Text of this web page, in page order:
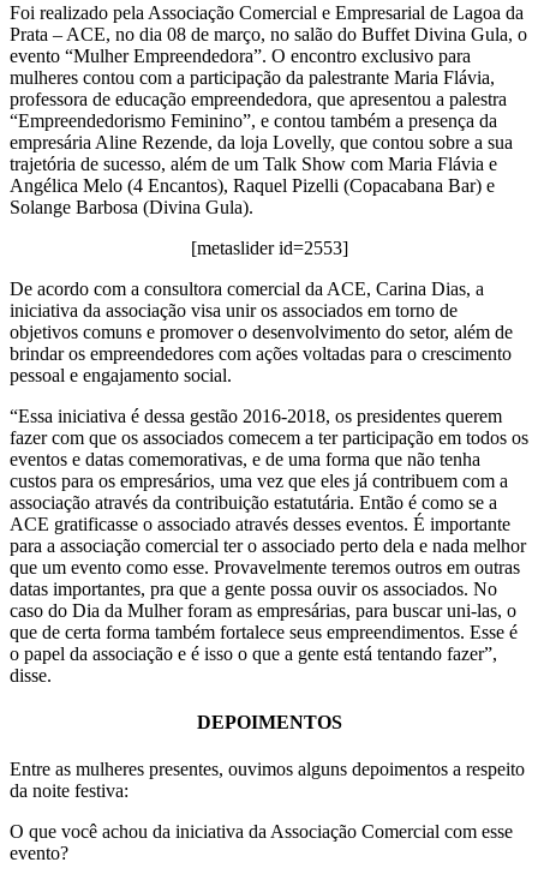
Foi realizado pela Associação Comercial e Empresarial de Lagoa da
Prata – ACE, no dia 08 de março, no salão do Buffet Divina Gula, o
evento “Mulher Empreendedora”. O encontro exclusivo para
mulheres contou com a participação da palestrante Maria Flávia,
professora de educação empreendedora, que apresentou a palestra
“Empreendedorismo Feminino”, e contou também a presença da
empresária Aline Rezende, da loja Lovelly, que contou sobre a sua
trajetória de sucesso, além de um Talk Show com Maria Flávia e
Angélica Melo (4 Encantos), Raquel Pizelli (Copacabana Bar) e
Solange Barbosa (Divina Gula).
[metaslider id=2553]
De acordo com a consultora comercial da ACE, Carina Dias, a
iniciativa da associação visa unir os associados em torno de
objetivos comuns e promover o desenvolvimento do setor, além de
brindar os empreendedores com ações voltadas para o crescimento
pessoal e engajamento social.
“Essa iniciativa é dessa gestão 2016-2018, os presidentes querem
fazer com que os associados comecem a ter participação em todos os
eventos e datas comemorativas, e de uma forma que não tenha
custos para os empresários, uma vez que eles já contribuem com a
associação através da contribuição estatutária. Então é como se a
ACE gratificasse o associado através desses eventos. É importante
para a associação comercial ter o associado perto dela e nada melhor
que um evento como esse. Provavelmente teremos outros em outras
datas importantes, pra que a gente possa ouvir os associados. No
caso do Dia da Mulher foram as empresárias, para buscar uni-las, o
que de certa forma também fortalece seus empreendimentos. Esse é
o papel da associação e é isso o que a gente está tentando fazer”,
disse.
DEPOIMENTOS
Entre as mulheres presentes, ouvimos alguns depoimentos a respeito
da noite festiva:
O que você achou da iniciativa da Associação Comercial com esse
evento?